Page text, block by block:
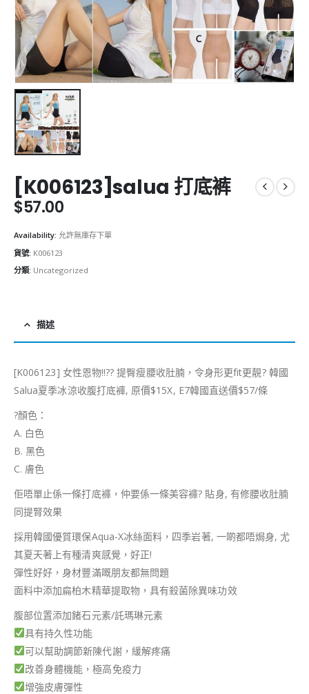
[K006123]salua 打底裤
$57.00
Availability: 允許無庫存下單
貨號: K006123
分類: Uncategorized
描述
[K006123] 女性恩物!!?? 提臀瘦腰收肚腩，令身形更fit更靚?韓國
Salua夏季冰涼收腹打底褲, 原價$15X, E7韓國直送價$57/條
?顏色：
A. 白色
B. 黑色
C. 膚色
佢唔單止係一條打底褲，仲要係一條美容褲? 貼身, 有修腰收肚腩
同提腎效果
採用韓國優質環保Aqua-X冰絲面料，四季岩著, 一啲都唔焗身, 尤
其夏天著上有種清爽感覺，好正!
彈性好好，身材豐滿嘅朋友都無問題
面料中添加扁柏木精華提取物，具有殺菌除異味功效
腹部位置添加鍺石元素/託瑪琳元素
具有持久性功能
可以幫助調節新陳代謝，緩解疼痛
改善身體機能，極高免疫力
增強皮膚彈性